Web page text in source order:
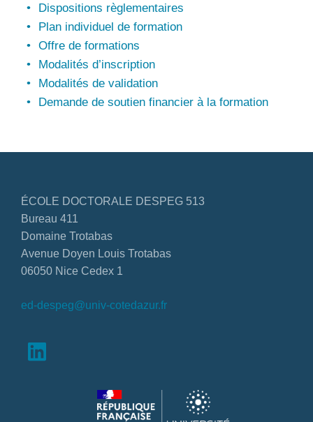
Dispositions règlementaires
Plan individuel de formation
Offre de formations
Modalités d’inscription
Modalités de validation
Demande de soutien financier à la formation
ÉCOLE DOCTORALE DESPEG 513
Bureau 411
Domaine Trotabas
Avenue Doyen Louis Trotabas
06050 Nice Cedex 1
ed-despeg@univ-cotedazur.fr